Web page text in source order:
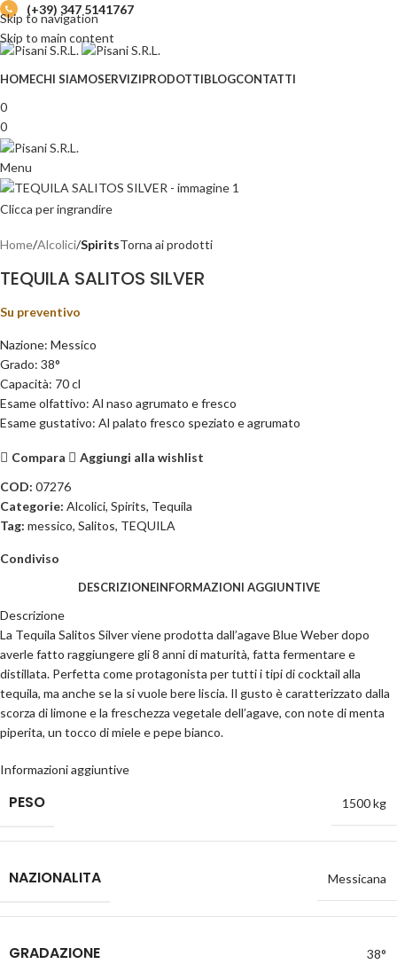
Skip to navigation
Skip to main content
(+39) 347 5141767
HOMECHI SIAMOSERVIZIPRODOTTIBLOGCONTATTI
0
0
Menu
Clicca per ingrandire
Home Alcolici SpiritsTorna ai prodotti
TEQUILA SALITOS SILVER
Su preventivo
Nazione: Messico
Grado: 38°
Capacità: 70 cl
Esame olfattivo: Al naso agrumato e fresco
Esame gustativo: Al palato fresco speziato e agrumato
Compara
Aggiungi alla wishlist
COD: 07276
Categorie: Alcolici, Spirits, Tequila
Tag: messico, Salitos, TEQUILA
Condiviso
DESCRIZIONEINFORMAZIONI AGGIUNTIVE
Descrizione
La Tequila Salitos Silver viene prodotta dall’agave Blue Weber dopo
averle fatto raggiungere gli 8 anni di maturità, fatta fermentare e
distillata. Perfetta come protagonista per tutti i tipi di cocktail alla
tequila, ma anche se la si vuole bere liscia. Il gusto è caratterizzato dalla
scorza di limone e la freschezza vegetale dell’agave, con note di menta
piperita, un tocco di miele e pepe bianco.
Informazioni aggiuntive
PESO 1500 kg
NAZIONALITA Messicana
GRADAZIONE 38°